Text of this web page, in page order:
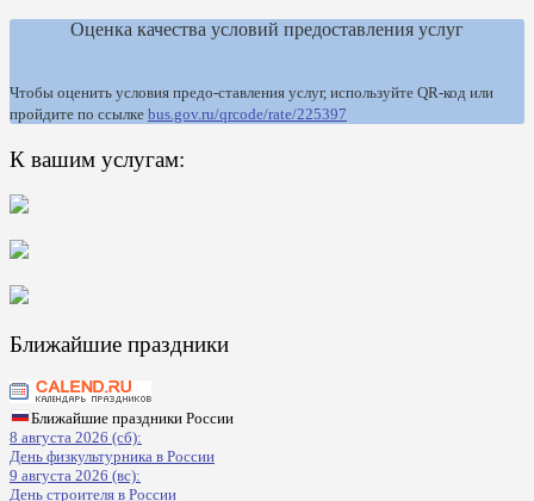
Оценка качества условий предоставления услуг
Чтобы оценить условия предо-ставления услуг, используйте QR-код или
пройдите по ссылке bus.gov.ru/qrcode/rate/225397
К вашим услугам:
Ближайшие праздники
Ближайшие праздники России
8 августа 2026 (сб):
День физкультурника в России
9 августа 2026 (вс):
День строителя в России